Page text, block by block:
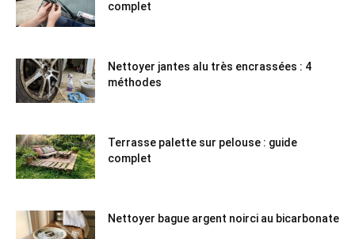
complet
Nettoyer jantes alu très encrassées : 4
méthodes
Terrasse palette sur pelouse : guide
complet
Nettoyer bague argent noirci au bicarbonate